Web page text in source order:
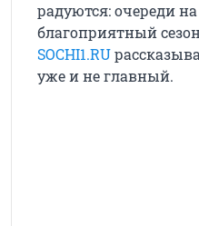
радуются: очереди
благоприятный
SOCHI1.RU
уже и не главный.